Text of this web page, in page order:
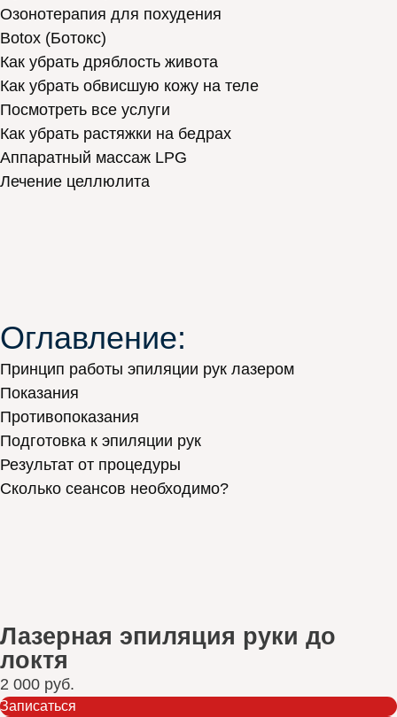
Озонотерапия для похудения
Botox (Ботокс)
Как убрать дряблость живота
Как убрать обвисшую кожу на теле
Посмотреть все услуги
Как убрать растяжки на бедрах
Аппаратный массаж LPG
Лечение целлюлита
Оглавление:
Принцип работы эпиляции рук лазером
Показания
Противопоказания
Подготовка к эпиляции рук
Результат от процедуры
Сколько сеансов необходимо?
Лазерная эпиляция руки до
локтя
2 000 руб.
Записаться